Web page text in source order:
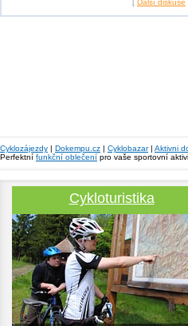
Další diskuse
Cyklozájezdy | Dokempu.cz | Cyklobazar| Aktivni
Perfektní funkční oblečení pro vaše sportovní
Cykloturistika